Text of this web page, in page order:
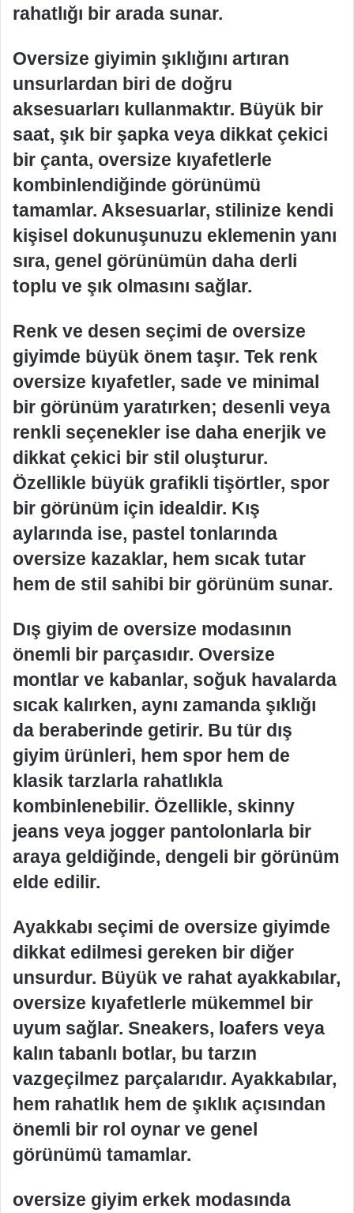
rahatlığı bir arada sunar.
Oversize giyimin şıklığını artıran
unsurlardan biri de doğru
aksesuarları kullanmaktır. Büyük bir
saat, şık bir şapka veya dikkat çekici
bir çanta, oversize kıyafetlerle
kombinlendiğinde görünümü
tamamlar. Aksesuarlar, stilinize kendi
kişisel dokunuşunuzu eklemenin yanı
sıra, genel görünümün daha derli
toplu ve şık olmasını sağlar.
Renk ve desen seçimi de oversize
giyimde büyük önem taşır. Tek renk
oversize kıyafetler, sade ve minimal
bir görünüm yaratırken; desenli veya
renkli seçenekler ise daha enerjik ve
dikkat çekici bir stil oluşturur.
Özellikle büyük grafikli tişörtler, spor
bir görünüm için idealdir. Kış
aylarında ise, pastel tonlarında
oversize kazaklar, hem sıcak tutar
hem de stil sahibi bir görünüm sunar.
Dış giyim de oversize modasının
önemli bir parçasıdır. Oversize
montlar ve kabanlar, soğuk havalarda
sıcak kalırken, aynı zamanda şıklığı
da beraberinde getirir. Bu tür dış
giyim ürünleri, hem spor hem de
klasik tarzlarla rahatlıkla
kombinlenebilir. Özellikle, skinny
jeans veya jogger pantolonlarla bir
araya geldiğinde, dengeli bir görünüm
elde edilir.
Ayakkabı seçimi de oversize giyimde
dikkat edilmesi gereken bir diğer
unsurdur. Büyük ve rahat ayakkabılar,
oversize kıyafetlerle mükemmel bir
uyum sağlar. Sneakers, loafers veya
kalın tabanlı botlar, bu tarzın
vazgeçilmez parçalarıdır. Ayakkabılar,
hem rahatlık hem de şıklık açısından
önemli bir rol oynar ve genel
görünümü tamamlar.
oversize giyim erkek modasında